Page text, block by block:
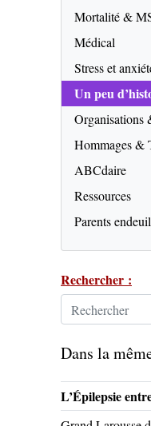
Mortalité &
Médical
Stress et
Un peu
Organisations
Hommages &
ABCdaire
Ressources
Parents
Rechercher :
Dans la
L’Épilepsie